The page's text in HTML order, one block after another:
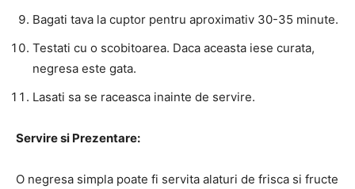
Bagati tava la cuptor pentru aproximativ 30-35 minute.
Testati cu o scobitoarea. Daca aceasta iese curata,
negresa este gata.
Lasati sa se raceasca inainte de servire.
Servire si Prezentare:
O negresa simpla poate fi servita alaturi de frisca si fructe